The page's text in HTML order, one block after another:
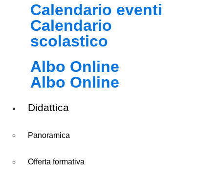
Calendario eventi
Calendario
scolastico
Albo Online
Albo Online
Didattica
Panoramica
Offerta formativa